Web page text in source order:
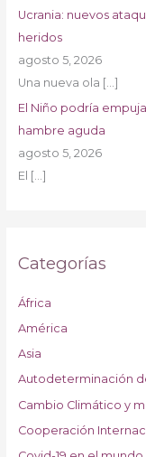
Ucrania: nuevos
heridos
agosto 5, 2026
Una nueva ola […]
El Niño podría
hambre aguda
agosto 5, 2026
El […]
Categorías
África
América
Asia
Autodeterminación
Cambio Climático y
Cooperación